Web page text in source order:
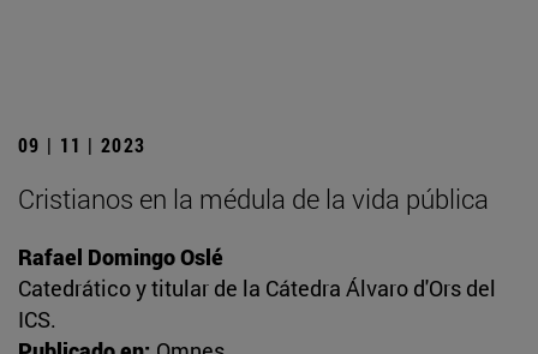
09 | 11 | 2023
Cristianos en la médula de la vida pública
Rafael Domingo Oslé
Catedrático y titular de la Cátedra Álvaro d'Ors del
ICS.